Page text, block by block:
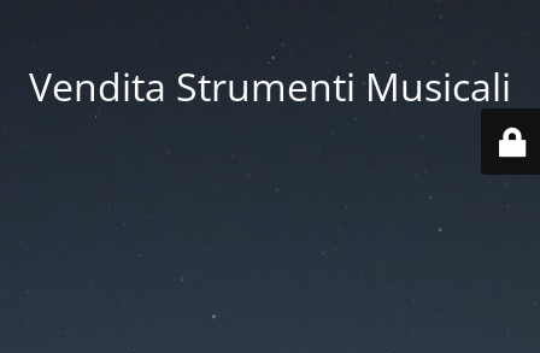
Vendita Strumenti Musicali